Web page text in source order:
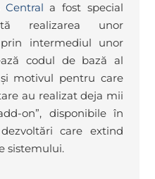
Central a fost special
realizarea unor
intermediul unor
codul de bază al
motivul pentru care
au realizat deja mii
on”, disponibile în
care extind
sistemului.